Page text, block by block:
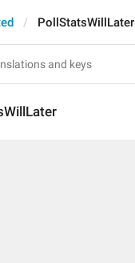
PollStatsWillLater